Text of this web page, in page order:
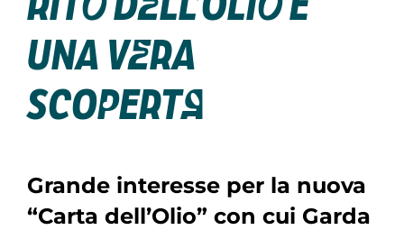
rito dell’olio è
una vera
scoperta
Grande interesse per la nuova
“Carta dell’Olio” con cui Garda